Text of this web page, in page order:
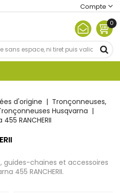
Compte
0
d'origine
Tronçonneuses,
Husqvarna
RANCHERII
guides-chaines et accessoires
455 RANCHERII.